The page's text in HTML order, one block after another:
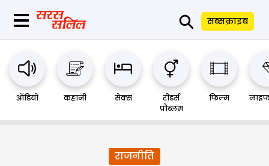
⚲ सब्सक्राइब
ऑडियो कहानी सेक्स
रीडर्स
प्रौब्लम
फिल्म
राजनीति